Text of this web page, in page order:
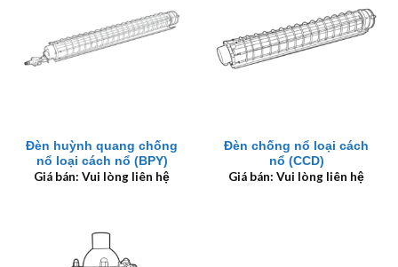
Đèn huỳnh quang chống
nổ loại cách nổ (BPY)
Giá bán: Vui lòng liên hệ
Đèn chống nổ loại cách
nổ (CCD)
Giá bán: Vui lòng liên hệ